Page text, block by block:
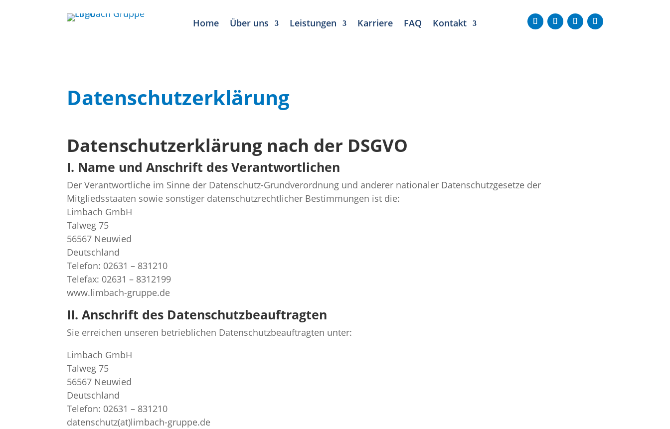
Home Über uns Leistungen Karriere FAQ Kontakt
Datenschutzerklärung
Datenschutzerklärung nach der DSGVO
I. Name und Anschrift des Verantwortlichen
Der Verantwortliche im Sinne der Datenschutz-Grundverordnung und anderer nationaler Datenschutzgesetze der
Mitgliedsstaaten sowie sonstiger datenschutzrechtlicher Bestimmungen ist die:
Limbach GmbH
Talweg 75
56567 Neuwied
Deutschland
Telefon: 02631 – 831210
Telefax: 02631 – 8312199
www.limbach-gruppe.de
II. Anschrift des Datenschutzbeauftragten
Sie erreichen unseren betrieblichen Datenschutzbeauftragten unter:
Limbach GmbH
Talweg 75
56567 Neuwied
Deutschland
Telefon: 02631 – 831210
datenschutz(at)limbach-gruppe.de